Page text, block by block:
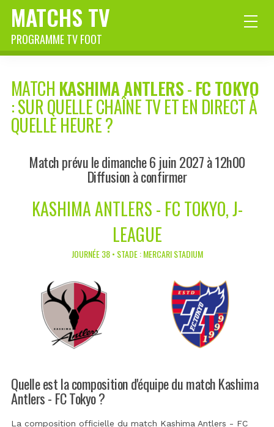
MATCHS TV
PROGRAMME TV FOOT
MATCH KASHIMA ANTLERS-FC TOKYO
: SUR QUELLE CHAÎNE TV ET EN DIRECT À
QUELLE HEURE ?
Match prévu le dimanche 6 juin 2027 à 12h00
Diffusion à confirmer
KASHIMA ANTLERS - FC TOKYO, J-
LEAGUE
JOURNÉE 38 • STADE : MERCARI STADIUM
Quelle est la composition d'équipe du match Kashima
Antlers - FC Tokyo ?
La composition officielle du match Kashima Antlers - FC